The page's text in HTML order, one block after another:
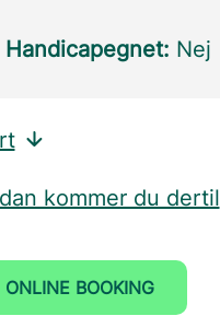
Handicapegnet: Nej
kommer du dertil
ONLINE BOOKING